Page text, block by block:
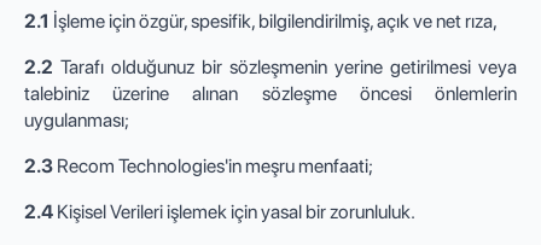
2.1 İşleme için özgür, spesifik, bilgilendirilmiş, açık ve net rıza,
2.2 Tarafı olduğunuz bir sözleşmenin yerine getirilmesi veya
talebiniz üzerine alınan sözleşme öncesi önlemlerin
uygulanması;
2.3 Recom Technologies'in meşru menfaati;
2.4 Kişisel Verileri işlemek için yasal bir zorunluluk.